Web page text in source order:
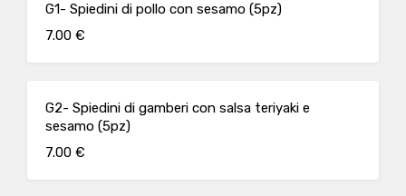
G1- Spiedini di pollo con sesamo (5pz)
7.00 €
G2- Spiedini di gamberi con salsa teriyaki e
sesamo (5pz)
7.00 €